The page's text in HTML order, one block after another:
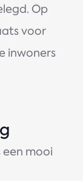
Op
voor
inwoners
mooi